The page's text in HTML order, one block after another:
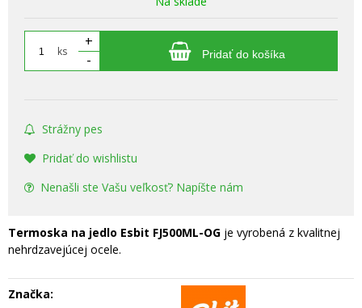
ks
+
-
Pridať do košíka
Strážny pes
Pridať do wishlistu
Nenašli ste Vašu veľkosť? Napíšte nám
Termoska na jedlo Esbit FJ500ML-OG je vyrobená z kvalitnej
nehrdzavejúcej ocele.
Značka: